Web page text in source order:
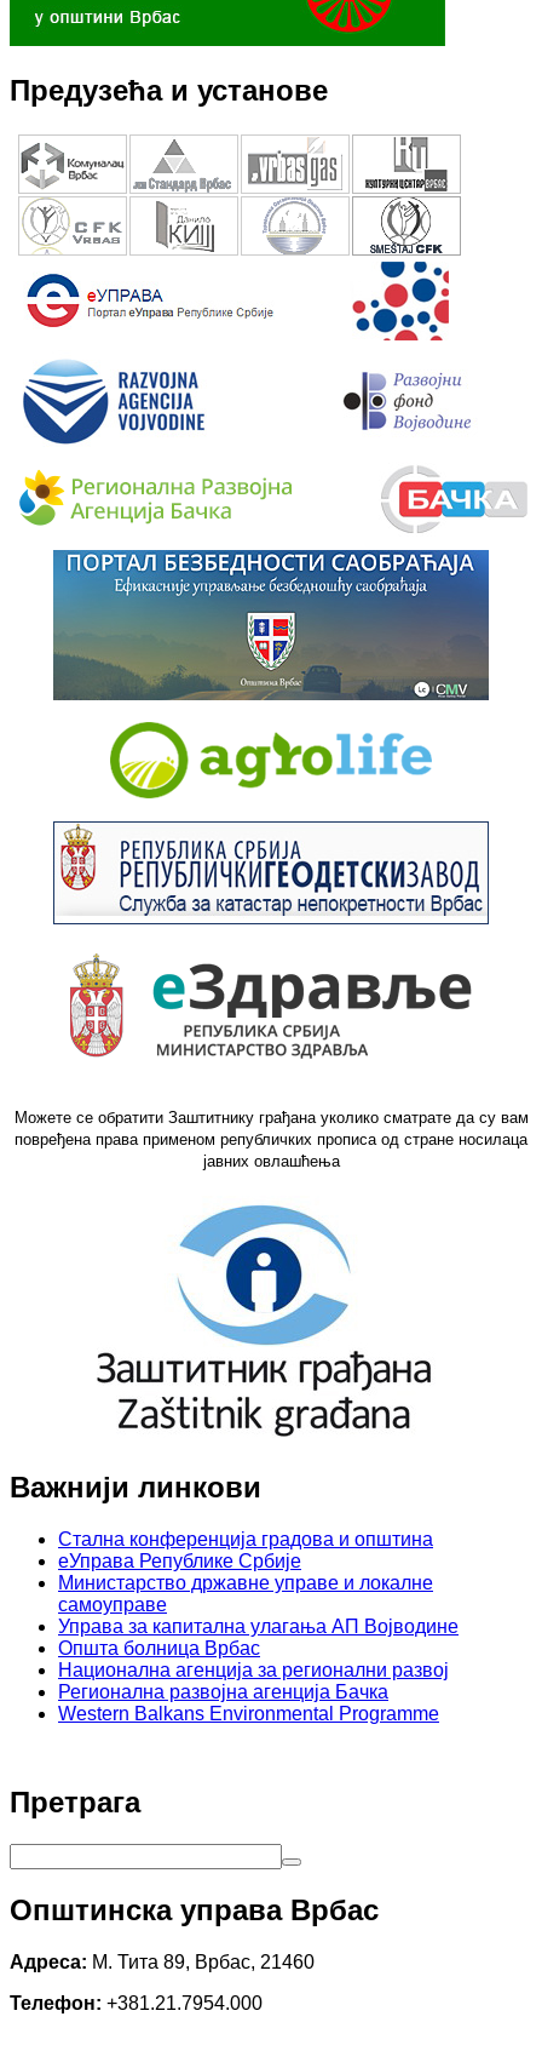
Предузећа и установе
Можете се обратити Заштитнику грађана уколико сматрате да су вам
повређена права применом републичких прописа од стране носилаца
јавних овлашћења
Важнији линкови
Стална конференција градова и општина
еУправа Републике Србије
Министарство државне управе и локалне
самоуправе
Управа за капитална улагања АП Војводине
Општа болница Врбас
Национална агенција за регионални развој
Регионална развојна агенција Бачка
Western Balkans Environmental Programme
Претрага
Општинска управа Врбас
Адреса: М. Тита 89, Врбас, 21460
Телефон: +381.21.7954.000